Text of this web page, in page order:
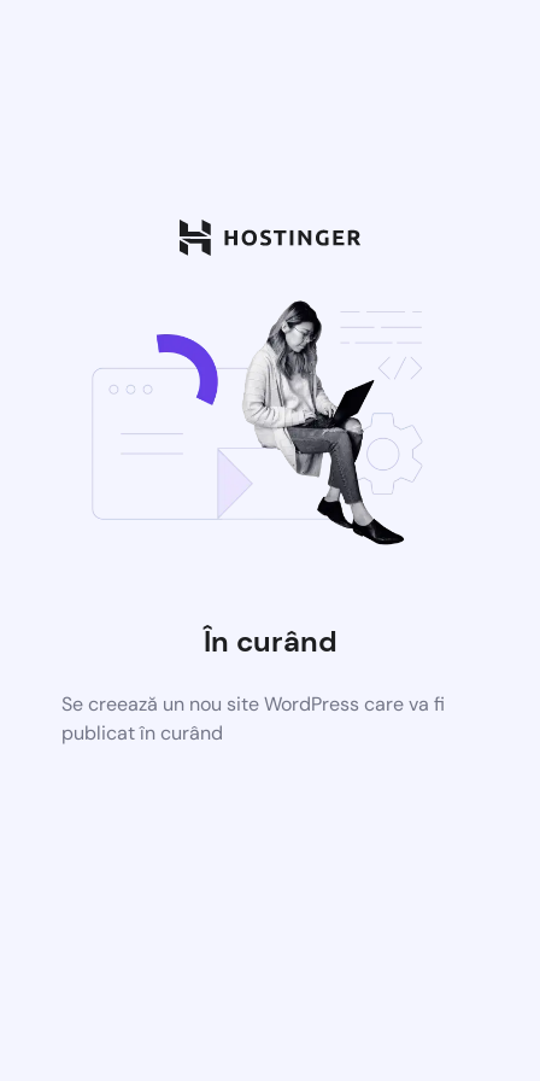
În curând
Se creează un nou site WordPress care va fi
publicat în curând